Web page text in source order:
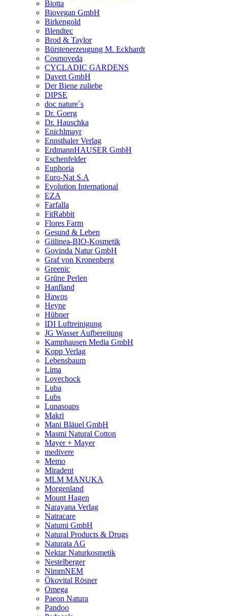
Biotta
Biovegan GmbH
Birkengold
Blendtec
Brod & Taylor
Bürstenerzeugung M. Eckhardt
Cosmoveda
CYCLADIC GARDENS
Davert GmbH
Der Biene zuliebe
DIPSE
doc nature´s
Dr. Goerg
Dr. Hauschka
Enichlmayr
Ennsthaler Verlag
ErdmannHAUSER GmbH
Eschenfelder
Euphoria
Euro-Nat S.A
Evolution International
EZA
Farfalla
FitRabbit
Flores Farm
Gesund & Leben
Giilinea-BIO-Kosmetik
Govinda Natur GmbH
Graf von Kronenberg
Greenic
Grüne Perlen
Hanfland
Hawos
Heyne
Hübner
IDI Luftreinigung
JG Wasser Aufbereitung
Kamphausen Media GmbH
Kopp Verlag
Lebensbaum
Lima
Lovechock
Luba
Lubs
Lunasoaps
Makri
Mani Bläuel GmbH
Masmi Natural Cotton
Mayer + Mayer
medivere
Memo
Miradent
MLM MANUKA
Morgenland
Mount Hagen
Narayana Verlag
Natracare
Natumi GmbH
Natural Products & Drugs
Naturata AG
Nektar Naturkosmetik
Nestelberger
NimmNEM
Ökovital Rösner
Omega
Paeon Natura
Pandoo